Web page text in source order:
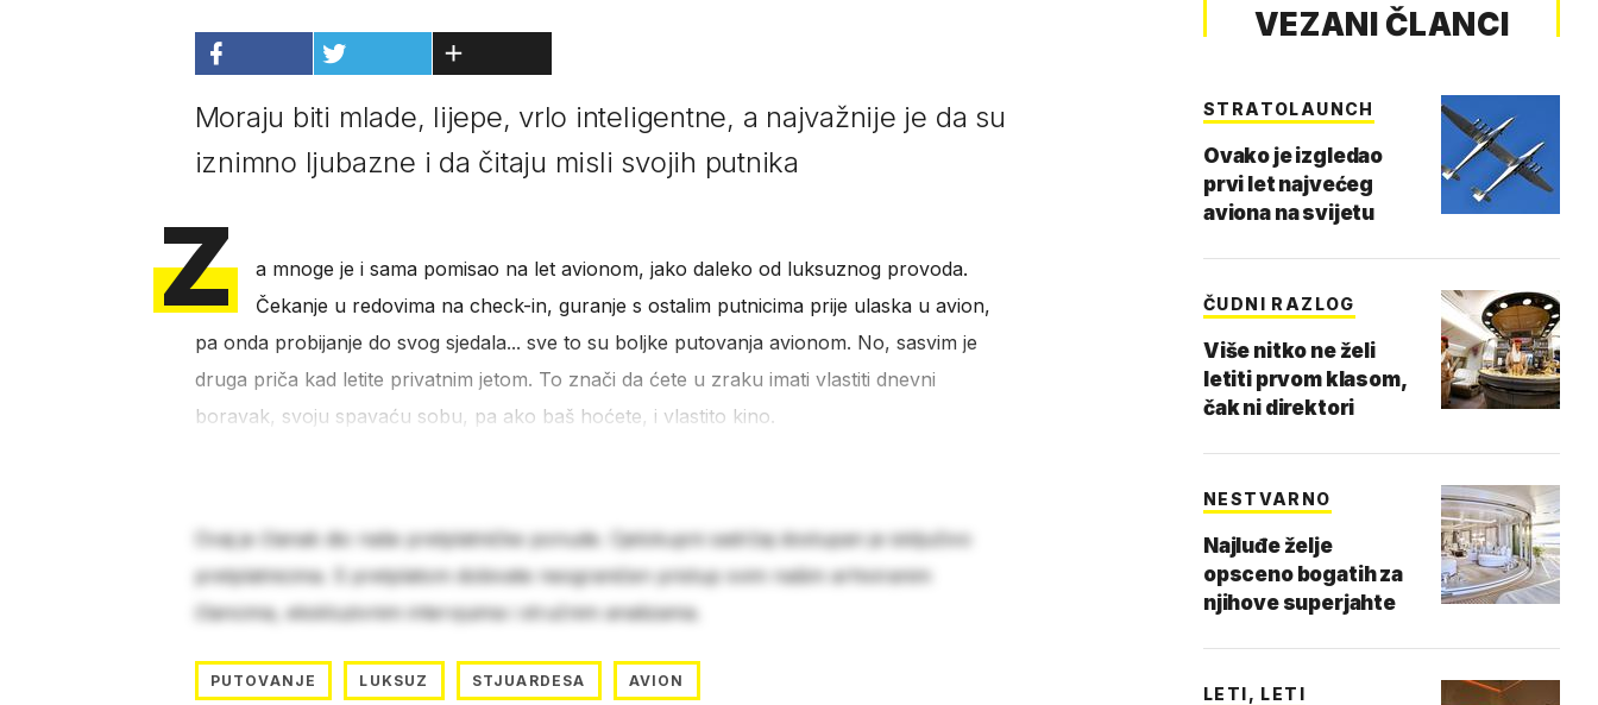
Moraju biti mlade, lijepe, vrlo inteligentne, a najvažnije je da su
iznimno ljubazne i da čitaju misli svojih putnika
Z
a mnoge je i sama pomisao na let avionom, jako daleko od luksuznog provoda.
Čekanje u redovima na check-in, guranje s ostalim putnicima prije ulaska u avion,
pa onda probijanje do svog sjedala... sve to su boljke putovanja avionom. No, sasvim je
druga priča kad letite privatnim jetom. To znači da ćete u zraku imati vlastiti dnevni
boravak, svoju spavaću sobu, pa ako baš hoćete, i vlastito kino.
Ovaj je članak dio naše pretplatničke ponude. Cjelokupni sadržaj dostupan je isključivo
pretplatnicima. S pretplatom dobivate neograničen pristup svim našim arhiviranim
člancima, ekskluzivnim intervjuima i stručnim analizama.
PUTOVANJE LUKSUZ STJUARDESA AVION
VEZANI ČLANCI
STRATOLAUNCH
Ovako je izgledao
prvi let najvećeg
aviona na svijetu
ČUDNI RAZLOG
Više nitko ne želi
letiti prvom klasom,
čak ni direktori
NESTVARNO
Najluđe želje
opsceno bogatih za
njihove superjahte
LETI, LETI